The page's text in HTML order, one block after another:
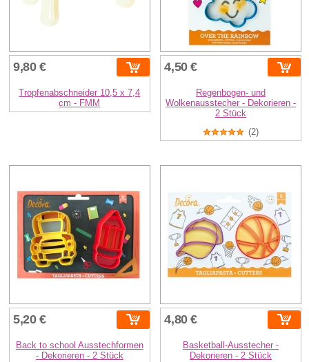
9,80 €
Tropfenabschneider 10,5 x 7,4
cm - FMM
4,50 €
Regenbogen- und
Wolkenausstecher - Dekorieren -
2 Stück
(2)
5,20 €
Back to school Ausstechformen
- Dekorieren - 2 Stück
4,80 €
Basketball-Ausstecher -
Dekorieren - 2 Stück